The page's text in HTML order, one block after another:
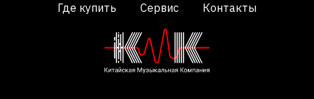
Где купить
Сервис Контакты